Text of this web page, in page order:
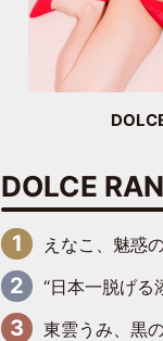
DOLCE
えなこ、魅惑のバックショットに思わずドキッ「世界最
“日本一脱げる添乗員”、3年ぶりにグ
東雲うみ、黒のハイレグ水着で見せた“わがままボディ”がた